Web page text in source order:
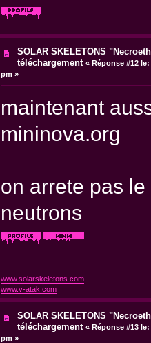
SOLAR SKELETONS
téléchargement « Réponse #12 le:
pm »
maintenant
mininova.org
on arrete pas
neutrons
www.solarskeletons.com
www.v-atak.com
SOLAR SKELETONS
téléchargement «Réponse #13 le:
pm »